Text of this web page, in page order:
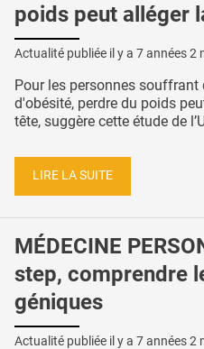
poids peut alléger
Actualité publiée il y a 7 années 2
Pour les personnes
d'obésité, perdre du poids
tête, suggère cette étude de
LIRE LA SUITE
MÉDECINE
step, comprendre
géniques
Actualité publiée il y a 7 années 2